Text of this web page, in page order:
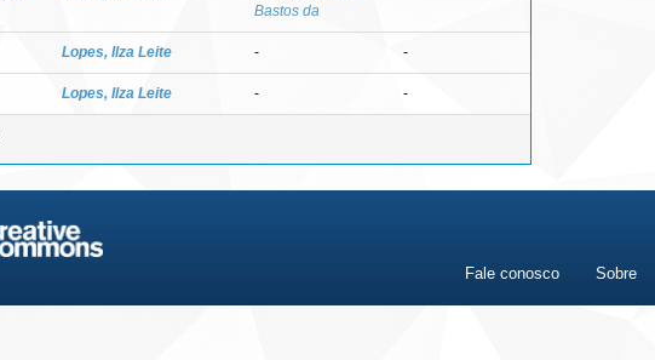
Bastos da
Lopes, Ilza Leite - -
Lopes, Ilza Leite - -
Fale conosco Sobre